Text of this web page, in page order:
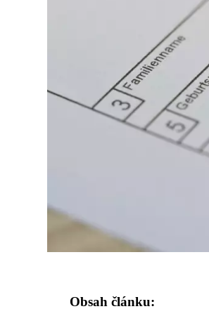
Obsah článku: